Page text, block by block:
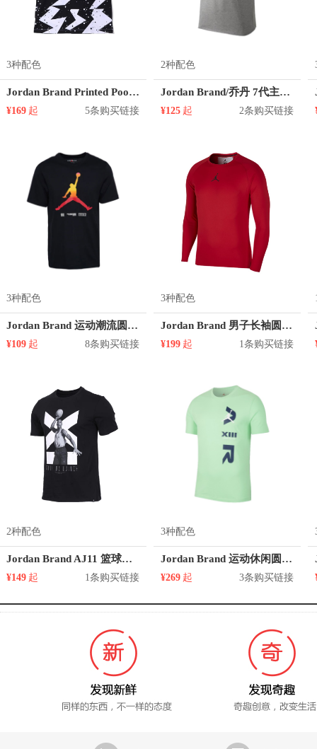
3种配色
Jordan Brand Printed Poolside 篮球泼墨印花拼色短袖T恤 男女同款 CJ6216
¥169 起 5条购买链接
2种配色
Jordan Brand/乔丹 7代主题短袖 801132
¥125 起 2条购买链接
3种配色
Jordan Brand 运动潮流圆领短袖T恤 男女同款 CW0852
¥109 起 8条购买链接
3种配色
Jordan Brand 男子长袖圆领T恤 878387
¥199 起 1条购买链接
2种配色
Jordan Brand AJ11 篮球运动圆领短袖T恤 916046
¥149 起 1条购买链接
3种配色
Jordan Brand 运动休闲圆领短袖T恤 CW0796
¥269 起 3条购买链接